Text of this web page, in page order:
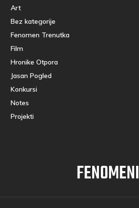
Art
Bez kategorije
Fenomen Trenutka
Film
Hronike Otpora
Jasan Pogled
Konkursi
Notes
Projekti
FENOMENI